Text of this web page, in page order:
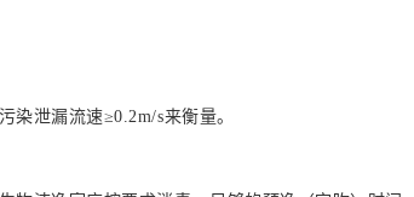
染泄漏流速≥0.2m/s来衡量。